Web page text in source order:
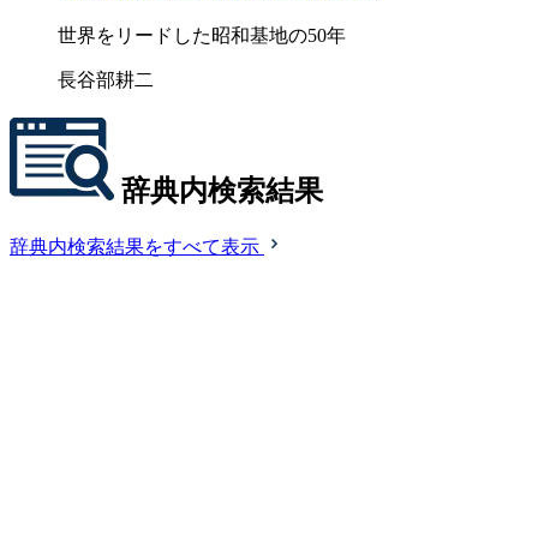
世界をリードした昭和基地の50年
長谷部耕二
辞典内検索結果
辞典内検索結果をすべて表示